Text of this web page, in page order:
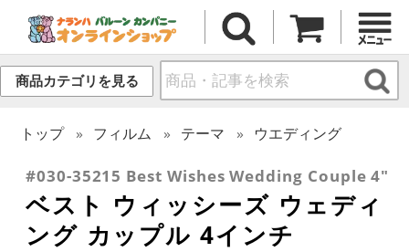
商品カテゴリを見る
トップ フィルム テーマ ウエディング
#030-35215 Best Wishes Wedding Couple 4"
ベスト ウィッシーズ ウェディ
ング カップル 4インチ